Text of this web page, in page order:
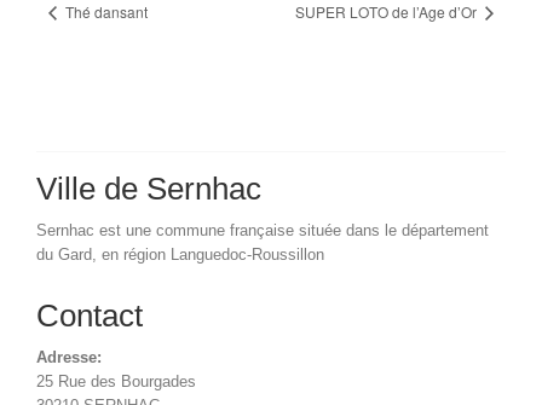
Thé dansant SUPER LOTO de l’Age d’Or
Ville de Sernhac
Sernhac est une commune française située dans le département
du Gard, en région Languedoc-Roussillon
Contact
Adresse:
25 Rue des Bourgades